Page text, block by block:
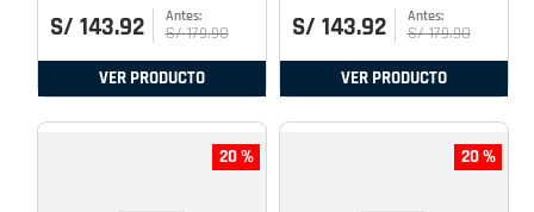
S/ 143.92 S/ 179.90
VER PRODUCTO
S/ 143.92 S/ 179.90
VER PRODUCTO
20 % 20 %